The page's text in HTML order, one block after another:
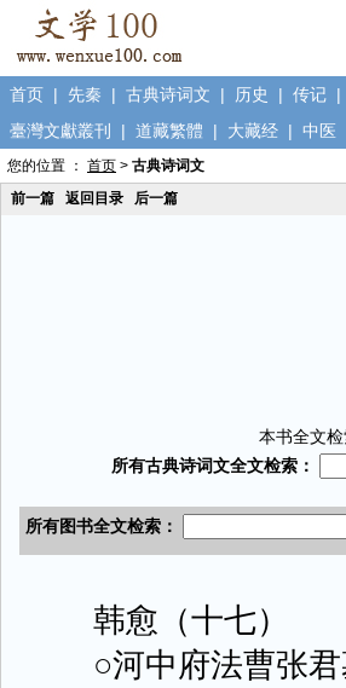
首页 | 先秦 | 古典诗词文 | 历史 | 传记 |
臺灣文獻叢刊
| 道藏繁體 | 大藏经 | 中医
您的位置 ： 首页 > 古典诗词文
前一篇
返回目录 后一篇
本书全文检
韩愈（十七）
○河中府法曹张君